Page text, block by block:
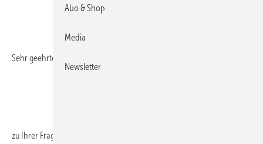
Sehr geehrter Herr Dr. Albrod,
zu Ihrer Frage möchte ich zunächst betonen, dass ich Ihre Auffassung
Abo & Shop
Media
Newsletter